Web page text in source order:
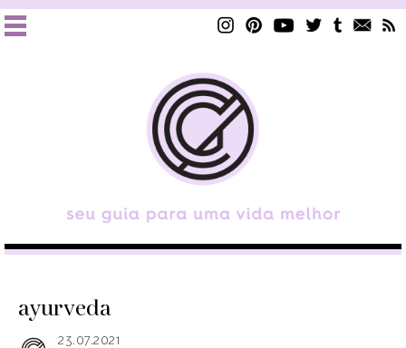
ayurveda
23.07.2021